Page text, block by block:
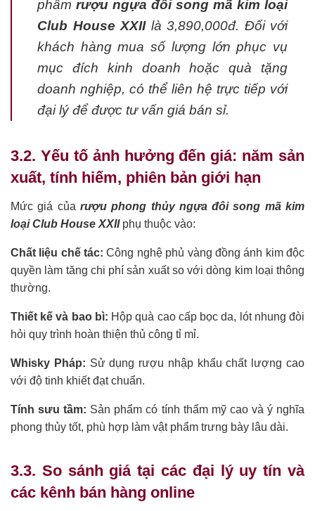
phẩm rượu ngựa đôi song mã kim loại
Club House XXIIlà 3,890,000đ. Đối với
khách hàng mua số lượng lớn phục vụ
mục đích kinh doanh hoặc quà tặng
doanh nghiệp, có thể liên hệ trực tiếp với
đại lý để được tư vấn giá bán sỉ.
3.2. Yếu tố ảnh hưởng đến giá: năm sản
xuất, tính hiếm, phiên bản giới hạn
Mức giá của rượu phong thủy ngựa đôi song mã kim
loại Club House XXIIphụ thuộc vào:
Chất liệu chế tác: Công nghệ phủ vàng đồng ánh kim độc
quyền làm tăng chi phí sản xuất so với dòng kim loại thông
thường.
Thiết kế và bao bì: Hộp quà cao cấp bọc da, lót nhung đòi
hỏi quy trình hoàn thiện thủ công tỉ mỉ.
Whisky Pháp: Sử dụng rượu nhập khẩu chất lượng cao
với độ tinh khiết đạt chuẩn.
Tính sưu tầm: Sản phẩm có tính thẩm mỹ cao và ý nghĩa
phong thủy tốt, phù hợp làm vật phẩm trưng bày lâu dài.
3.3. So sánh giá tại các đại lý uy tín và
các kênh bán hàng online